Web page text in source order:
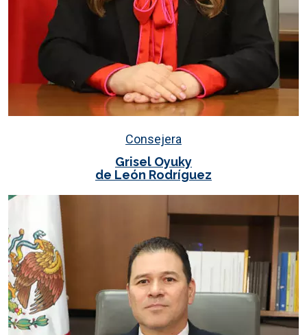
Consejera
Grisel Oyuky
de León Rodríguez